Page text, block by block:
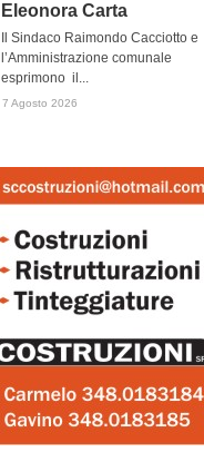
Eleonora Carta
Il Sindaco Raimondo Cacciotto e
l’Amministrazione comunale
esprimono il...
7 Agosto 2026